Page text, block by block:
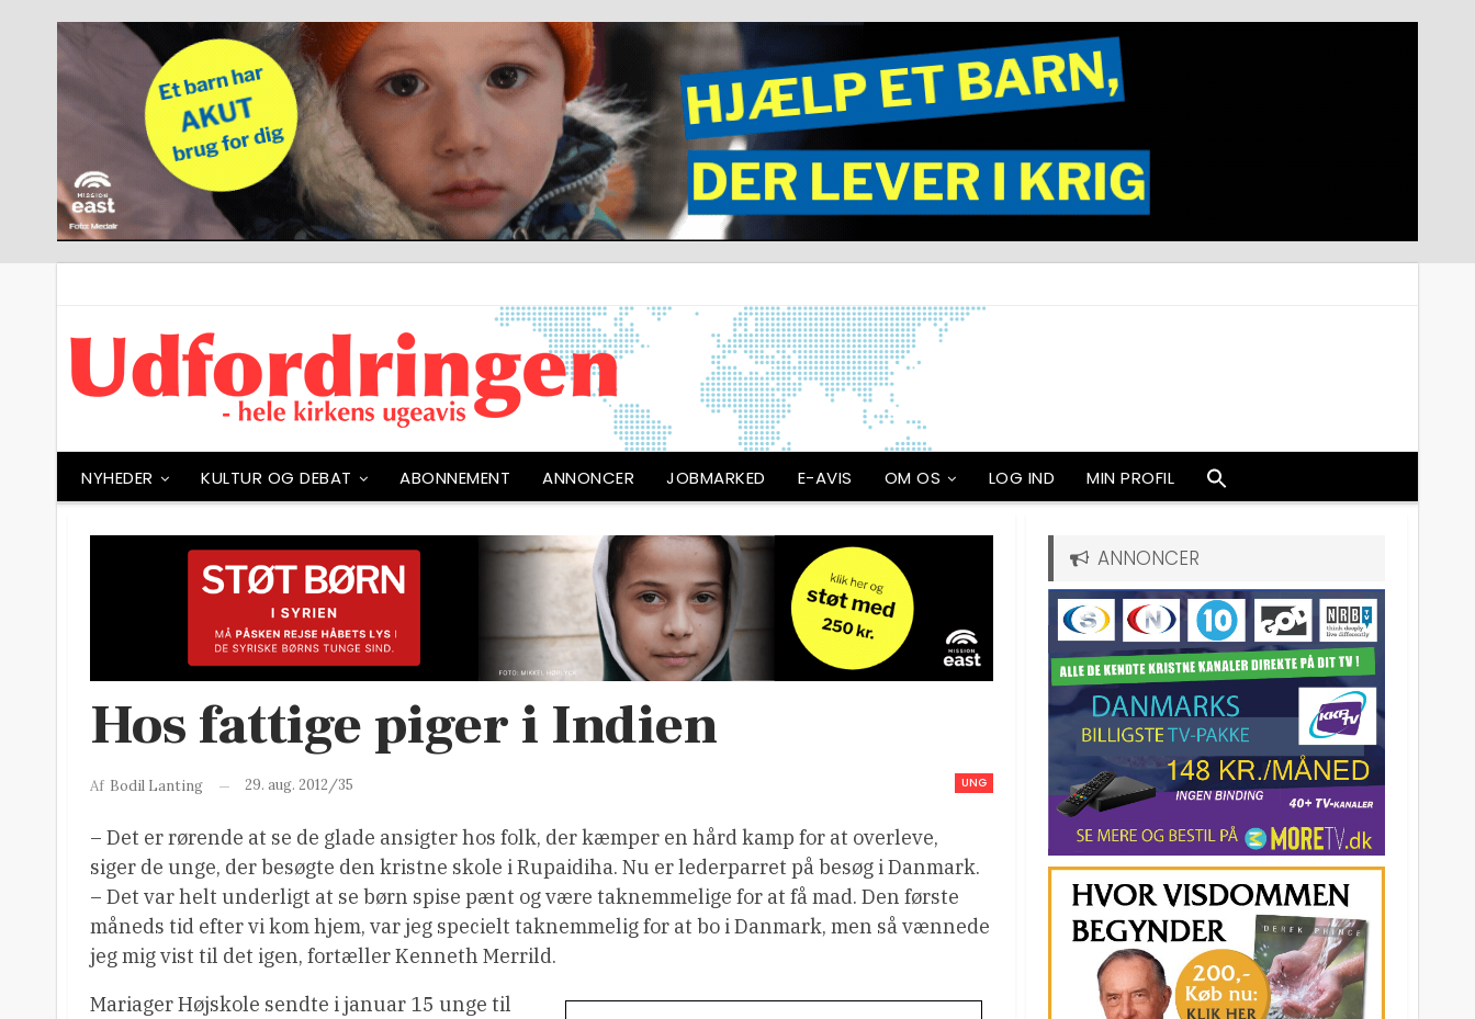
NYHEDER KULTUR OG DEBAT ABONNEMENT ANNONCER JOBMARKED E-AVIS OM OS LOG IND MIN PROFIL
Hos fattige piger i Indien
UNG
Af Bodil Lanting 29. aug. 2012/35
– Det er rørende at se de glade ansigter hos folk, der kæmper en hård kamp for at overleve,
siger de unge, der besøgte den kristne skole i Rupaidiha. Nu er lederparret på besøg i Danmark.
– Det var helt underligt at se børn spise pænt og være taknemmelige for at få mad. Den første
måneds tid efter vi kom hjem, var jeg specielt taknemmelig for at bo i Danmark, men så vænnede
jeg mig vist til det igen, fortæller Kenneth Merrild.
Mariager Højskole sendte i januar 15 unge til
ANNONCER